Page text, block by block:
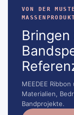
VON DER
MEEDEE
Materialien,
Bandprojekte.